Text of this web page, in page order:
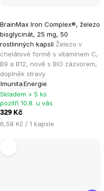
BrainMax Iron Complex®, železo
bisglycinát, 25 mg, 50
rostlinných kapslí Železo v
chelátové formě s vitamínem C,
B9 a B12, nově s BIO zázvorem,
doplněk stravy
ImunitaEnergie
hodnocení
produktu
je
5,0
z
5
hvězdiček.
Skladem > 5 ks
pozítří 10.8. u vás
329 Kč
Měrná
6,58 Kč / 1 kapsle